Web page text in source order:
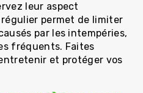
leur aspect
permet de limiter
par les intempéries,
fréquents. Faites
et protéger vos